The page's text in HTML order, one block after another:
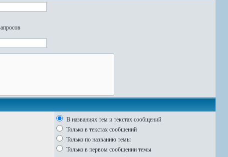
В названиях тем и текстах сообщений
Только в текстах сообщений
Только по названию темы
Только в первом сообщении темы